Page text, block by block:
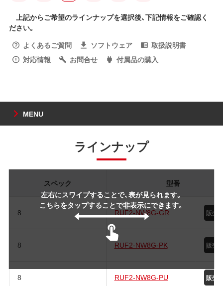
上記からご希望のラインナップを選択後、下記情報をご確認く
ださい。
よくあるご質問
ソフトウェア
取扱説明書
対応情報
お問合せ 付属品の購入
MENU
ラインナップ
左右にスワイプすることで、表が見られます。
こちらをタップすることで非表示にできます。
スペック 型番
8 RUF2-NW8G-GR
8 RUF2-NW8G-PK
8 RUF2-NW8G-PU